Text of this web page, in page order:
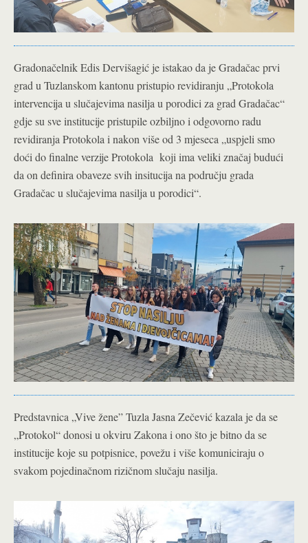
Gradonačelnik Edis Dervišagić je istakao da je Gradačac prvi
grad u Tuzlanskom kantonu pristupio revidiranju „Protokola
intervencija u slučajevima nasilja u porodici za grad Gradačac“
gdje su sve institucije pristupile ozbiljno i odgovorno radu
revidiranja Protokola i nakon više od 3 mjeseca „uspjeli smo
doći do finalne verzije Protokola koji ima veliki značaj budući
da on definira obaveze svih insitucija na području grada
Gradačac u slučajevima nasilja u porodici“.
Predstavnica „Vive žene” Tuzla Jasna Zečević kazala je da se
„Protokol“ donosi u okviru Zakona i ono što je bitno da se
institucije koje su potpisnice, povežu i više komuniciraju o
svakom pojedinačnom rizičnom slučaju nasilja.